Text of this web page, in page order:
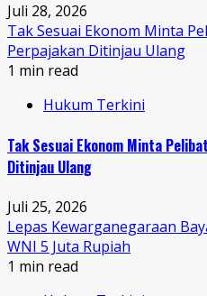
Juli 28, 2026
Tak Sesuai Ekonom Minta
Perpajakan Ditinjau Ulang
1 min read
Hukum Terkini
Tak Sesuai Ekonom Minta
Ditinjau Ulang
Juli 25, 2026
Lepas Kewarganegaraan
WNI 5 Juta Rupiah
1 min read